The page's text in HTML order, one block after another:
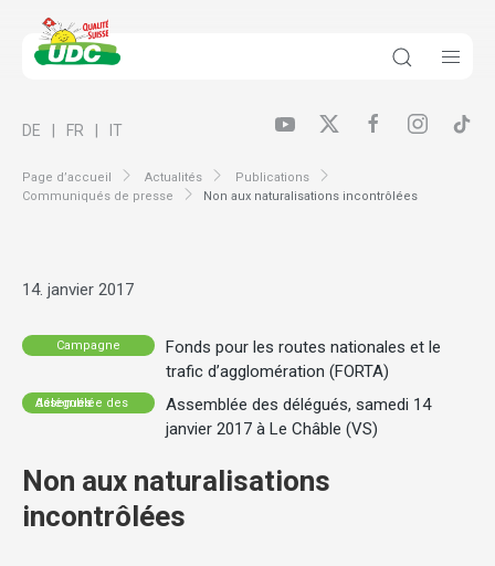
Page d’accueil Actualités
Publications
Communiqués de presse
Non aux naturalisations incontrôlées
DE FR IT
14. janvier 2017
Campagne
Fonds pour les routes nationales et le
trafic d’agglomération (FORTA)
Assemblée des délégués
Assemblée des délégués, samedi 14
janvier 2017 à Le Châble (VS)
Non aux naturalisations
incontrôlées